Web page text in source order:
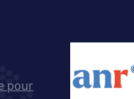
pour